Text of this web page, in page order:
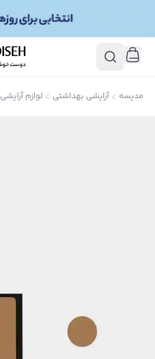
مدیسه آرایشی بهداشتی لوازم آرایشی